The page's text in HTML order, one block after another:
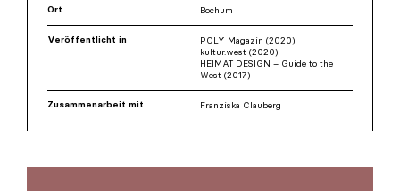
Ort Bochum
Veröffentlicht in
POLY Magazin (2020)
kultur.west (2020)
HEIMAT DESIGN – Guide to the
West (2017)
Zusammenarbeit mit Franziska Clauberg